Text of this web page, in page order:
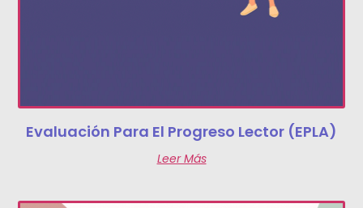
Evaluación Para El Progreso Lector (EPLA)
Leer Más